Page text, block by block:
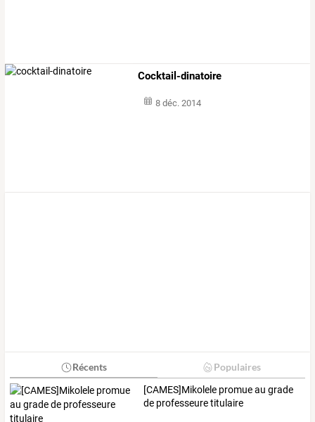
Cocktail-dinatoire
8 déc. 2014
Récents Populaires
[CAMES]Mikolele promue au grade
de professeure titulaire